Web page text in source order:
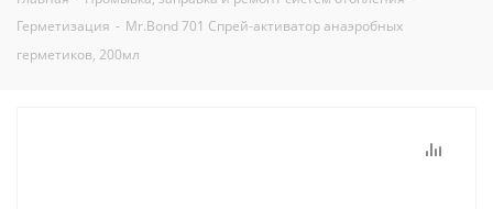
Герметизация - Mr.Bond 701 Спрей-активатор анаэробных
герметиков, 200мл